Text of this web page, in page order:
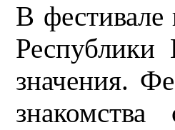
В фестивале
Республики
значения.